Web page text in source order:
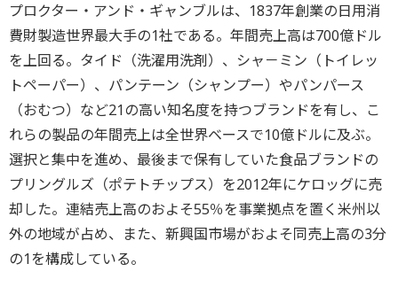
プロクター・アンド・ギャンブルは、1837年創業の日用消
費財製造世界最大手の1社である。年間売上高は700億ドル
を上回る。タイド（洗濯用洗剤）、シャ－ミン（トイレッ
トペーパー）、パンテーン（シャンプー）やパンパース
（おむつ）など21の高い知名度を持つブランドを有し、こ
れらの製品の年間売上は全世界ベースで10億ドルに及ぶ。
選択と集中を進め、最後まで保有していた食品ブランドの
プリングルズ（ポテトチップス）を2012年にケロッグに売
却した。連結売上高のおよそ55％を事業拠点を置く米州以
外の地域が占め、また、新興国市場がおよそ同売上高の3分
の1を構成している。